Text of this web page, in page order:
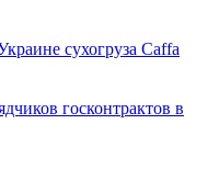
сухогруза Caffa
госконтрактов в